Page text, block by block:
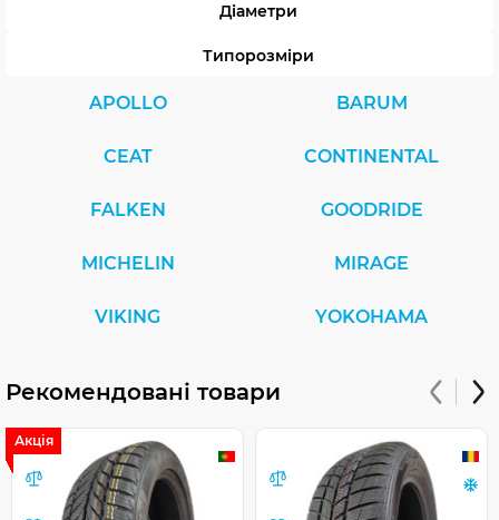
Діаметри
Типорозміри
APOLLO BARUM
CEAT CONTINENTAL
FALKEN GOODRIDE
MICHELIN MIRAGE
VIKING YOKOHAMA
Рекомендовані товари
Акція